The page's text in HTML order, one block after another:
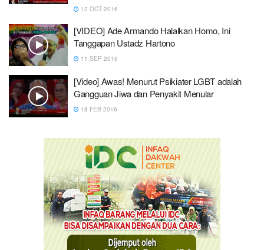
12 OCT 2016
[VIDEO] Ade Armando Halalkan Homo, Ini
Tanggapan Ustadz Hartono
11 SEP 2016
[Video] Awas! Menurut Psikiater LGBT adalah
Gangguan Jiwa dan Penyakit Menular
18 FEB 2016